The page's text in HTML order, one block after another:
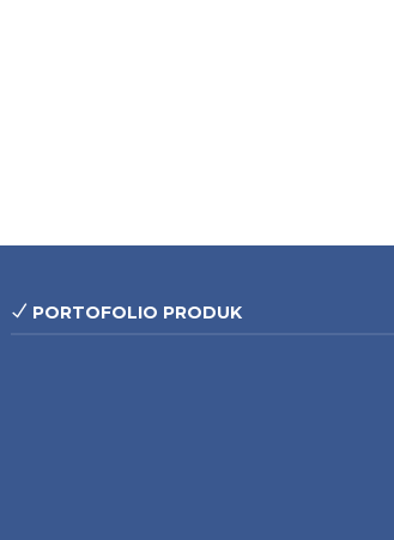
PORTOFOLIO PRODUK